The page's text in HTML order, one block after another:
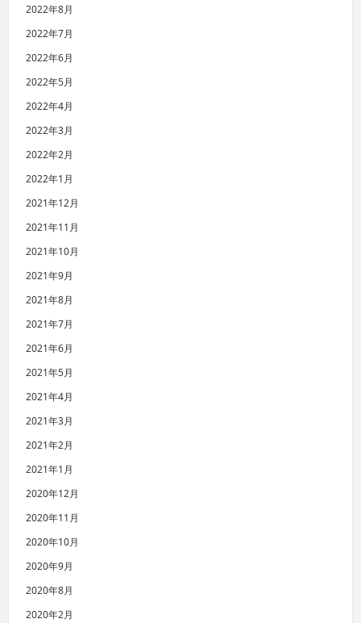
2022年8月
2022年7月
2022年6月
2022年5月
2022年4月
2022年3月
2022年2月
2022年1月
2021年12月
2021年11月
2021年10月
2021年9月
2021年8月
2021年7月
2021年6月
2021年5月
2021年4月
2021年3月
2021年2月
2021年1月
2020年12月
2020年11月
2020年10月
2020年9月
2020年8月
2020年2月